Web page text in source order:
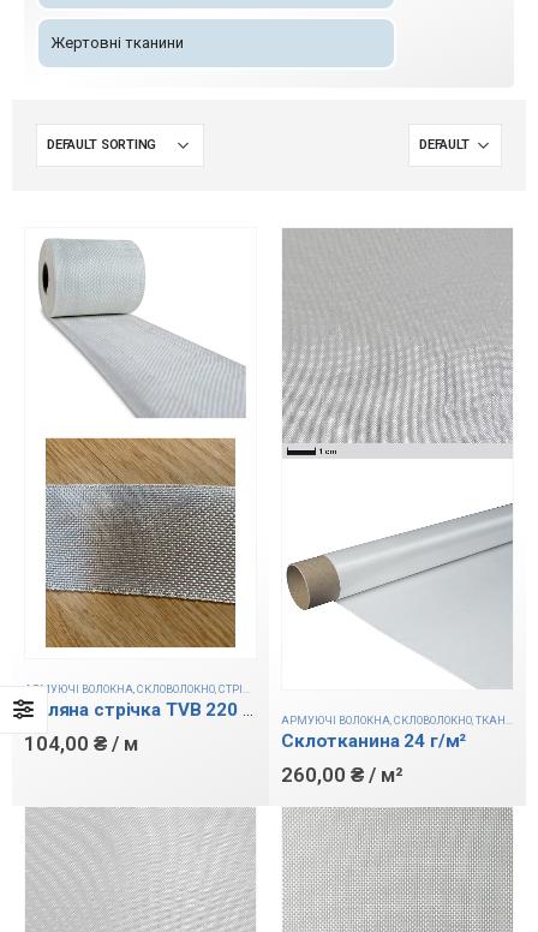
Жертовні тканини
АРМУЮЧІ ВОЛОКНА СКЛОВОЛОКНО СТРІЧКИ
104,00 ₴ / м
АРМУЮЧІ ВОЛОКНА СКЛОВОЛОКНО ТКАНИНИ
Склотканина 24 г/м²
260,00 ₴ / м²